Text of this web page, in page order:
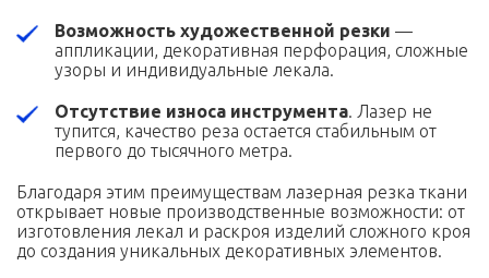
Возможность художественной резки —
аппликации, декоративная перфорация, сложные
узоры и индивидуальные лекала.
Отсутствие износа инструмента . Лазер не
тупится, качество реза остается стабильным от
первого до тысячного метра.
Благодаря этим преимуществам лазерная резка ткани
открывает новые производственные возможности: от
изготовления лекал и раскроя изделий сложного кроя
до создания уникальных декоративных элементов.